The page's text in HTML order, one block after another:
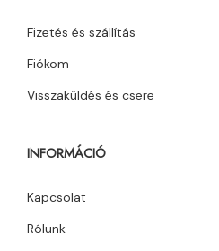
Fizetés és szállítás
Fiókom
Visszaküldés és csere
INFORMÁCIÓ
Kapcsolat
Rólunk